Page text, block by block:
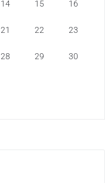
14 15 16
21 22 23
28 29 30